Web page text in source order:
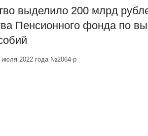
выделило 200 млрд
Пенсионного фонда по
июля 2022 года №2064-р